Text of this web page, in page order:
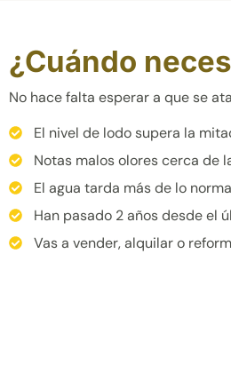
¿Cuándo
No hace falta esperar a que se
El nivel de lodo supera la
Notas malos olores cerca de
El agua tarda más de lo
Han pasado 2 años desde el
Vas a vender, alquilar o